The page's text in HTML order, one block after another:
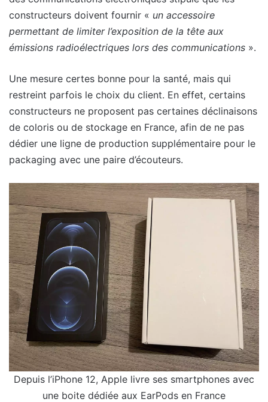
constructeurs doivent fournir « un accessoire
permettant de limiter l’exposition de la tête aux
émissions radioélectriques lors des communications ».
Une mesure certes bonne pour la santé, mais qui
restreint parfois le choix du client. En effet, certains
constructeurs ne proposent pas certaines déclinaisons
de coloris ou de stockage en France, afin de ne pas
dédier une ligne de production supplémentaire pour le
packaging avec une paire d’écouteurs.
Depuis l’iPhone 12, Apple livre ses smartphones avec
une boite dédiée aux EarPods en France